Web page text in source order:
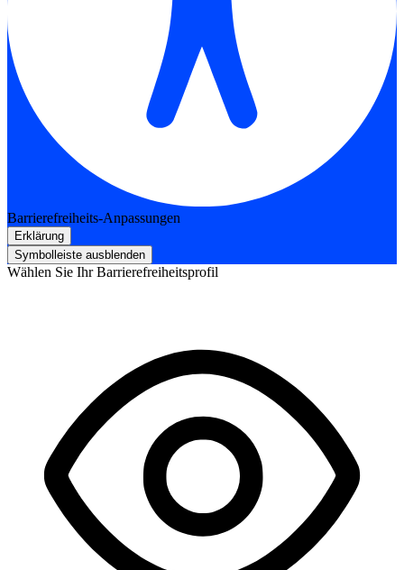
Barrierefreiheits-Anpassungen
Erklärung
Symbolleiste ausblenden
Wählen Sie Ihr Barrierefreiheitsprofil